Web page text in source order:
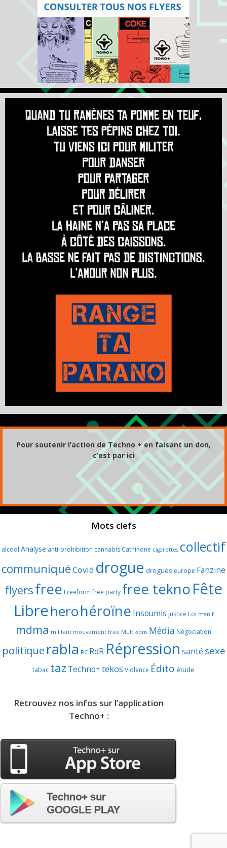
Pour soutenir l’action de Techno + en faisant un don,
c’est par ici
Mots clefs
alcool Analyse anti-prohibition cannabis Cathinone cigarettes collectif
communiquéCovid drogue drogues europe Fanzine
flyersfree Freeform free party free teknoFête
Libreherohéroïne Insoumis justice Loi manif
mdma militant mouvement free Multi-sons Média Négociation
politique rabla RC RdR Répression santé sexe
tabac taz Techno+tekos Violence Édito étude
Retrouvez nos infos sur l’application
Techno+ :